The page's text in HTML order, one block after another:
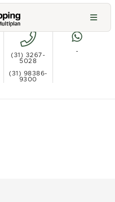
mapa
(31) 3267-
5028
(31) 98386-
9300
-